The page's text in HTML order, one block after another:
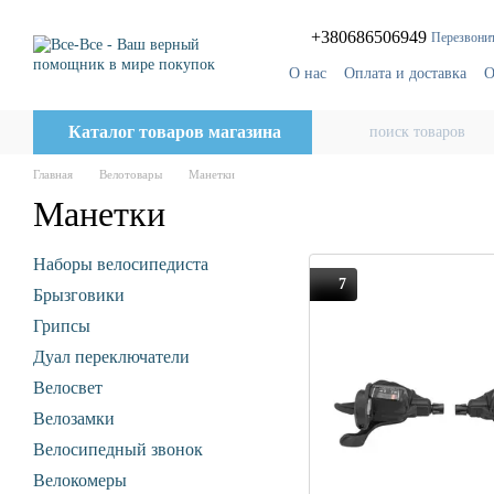
+380686506949
О нас Оплата и доставка
Каталог товаров магазина
Главная Велотовары Манетки
Манетки
7
Наборы велосипедиста
Брызговики
Грипсы
Дуал переключатели
Велосвет
Велозамки
Велосипедный звонок
Велокомеры